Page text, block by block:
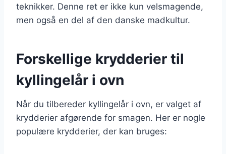
teknikker. Denne ret er ikke kun velsmagende,
men også en del af den danske madkultur.
Forskellige krydderier til
kyllingelår i ovn
Når du tilbereder kyllingelår i ovn, er valget af
krydderier afgørende for smagen. Her er nogle
populære krydderier, der kan bruges: